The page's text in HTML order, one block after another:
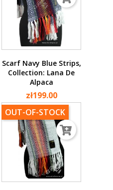
Scarf Navy Blue Strips,
Collection: Lana De
Alpaca
zł199.00
OUT-OF-STOCK